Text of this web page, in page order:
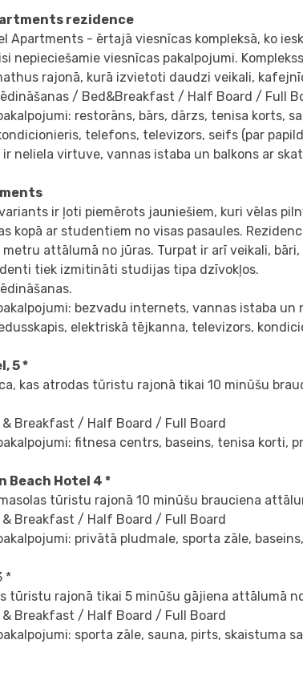
rezidence
Apartments - ērtajā viesnīcas kompleksā, ko
nepieciešamie viesnīcas pakalpojumi.
rajonā, kurā izvietoti daudzi veikali,
/ Bed&Breakfast / Half Board / Full
restorāns, bārs, dārzs, tenisa korts,
telefons, televizors, seifs (par
neliela virtuve, vannas istaba un balkons ar
ir ļoti piemērots jauniešiem, kuri vēlas
kopā ar studentiem no visas pasaules.
attālumā no jūras. Turpat ir arī veikali,
tiek izmitināti studijas tipa dzīvokļos.
bezvadu internets, vannas istaba
elektriskā tējkanna, televizors,
5 *
kas atrodas tūristu rajonā tikai 10 minūšu
& Breakfast / Half Board / Full Board
fitnesa centrs, baseins, tenisa korti,
Beach Hotel 4 *
tūristu rajonā 10 minūšu brauciena
& Breakfast / Half Board / Full Board
privātā pludmale, sporta zāle,
*
tūristu rajonā tikai 5 minūšu gājiena attālumā
& Breakfast / Half Board / Full Board
sporta zāle, sauna, pirts, skaistuma